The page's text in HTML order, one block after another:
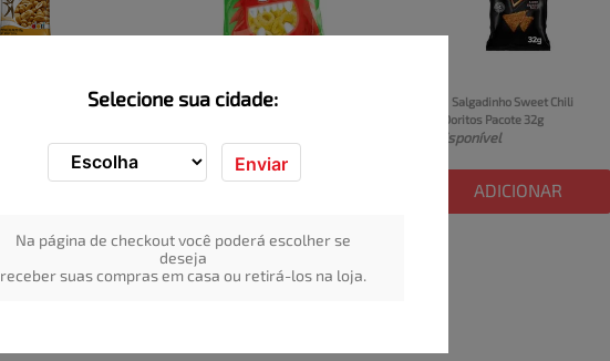
Selecione sua cidade:
Enviar
Na página de checkout você poderá escolher se
deseja
receber suas compras em casa ou retirá-los na loja.
Salgadinho KRUG Cebola
Salgadinho Sweet Chili
Doritos Pacote 32g
Indisponível
ADICIONAR